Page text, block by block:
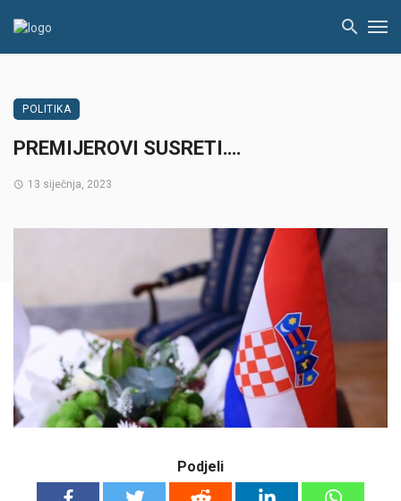
POLITIKA
PREMIJEROVI SUSRETI….
13 siječnja, 2023
Podjeli